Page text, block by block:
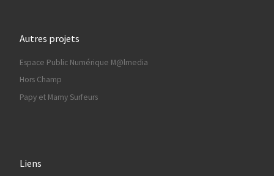
Autres projets
Espace Public Numérique M@lmedia
Hors Champ
Papy et Mamy Surfeurs
Liens